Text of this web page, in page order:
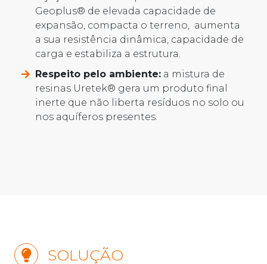
Geoplus® de elevada capacidade de
expansão, compacta o terreno, aumenta
a sua resistência dinâmica, capacidade de
carga e estabiliza a estrutura.
Respeito pelo ambiente: a mistura de
resinas Uretek® gera um produto final
inerte que não liberta resíduos no solo ou
nos aquíferos presentes.
SOLUÇÃO